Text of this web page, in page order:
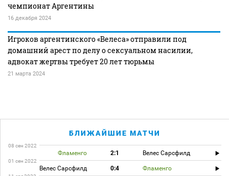
чемпионат Аргентины
16 декабря 2024
Игроков аргентинского «Велеса» отправили под
домашний арест по делу о сексуальном насилии,
адвокат жертвы требует 20 лет тюрьмы
21 марта 2024
БЛИЖАЙШИЕ МАТЧИ
08 сен 2022
Фламенго 2:1 Велес Сарсфилд
01 сен 2022
Велес Сарсфилд 0:4 Фламенго